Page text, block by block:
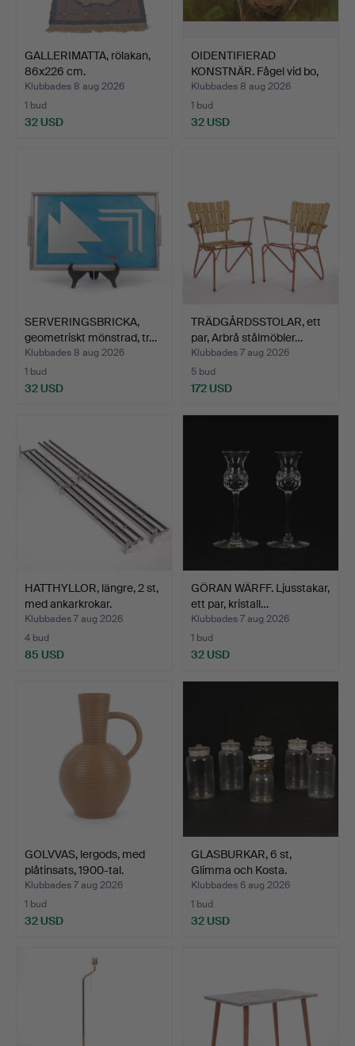
GALLERIMATTA, rölakan,
86x226 cm.
Klubbades 8 aug 2026
1 bud
32 USD
OIDENTIFIERAD
KONSTNÄR. Fågel vid bo,
olja…
Klubbades 8 aug 2026
1 bud
32 USD
SERVERINGSBRICKA,
geometriskt mönstrad, tr…
Klubbades 8 aug 2026
1 bud
32 USD
TRÄDGÅRDSSTOLAR, ett
par, Arbrå stålmöbler…
Klubbades 7 aug 2026
5 bud
172 USD
HATTHYLLOR, längre, 2 st,
med ankarkrokar.
Klubbades 7 aug 2026
4 bud
85 USD
GÖRAN WÄRFF. Ljusstakar,
ett par, kristall…
Klubbades 7 aug 2026
1 bud
32 USD
GOLVVAS, lergods, med
plåtinsats, 1900-tal.
Klubbades 7 aug 2026
1 bud
32 USD
GLASBURKAR, 6 st,
Glimma och Kosta.
Klubbades 6 aug 2026
1 bud
32 USD